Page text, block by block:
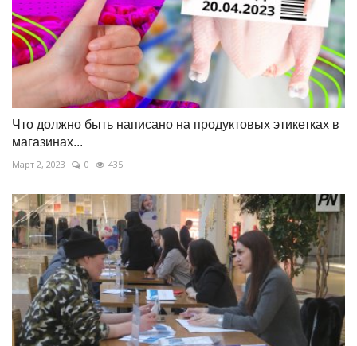
Что должно быть написано на продуктовых этикетках в
магазинах...
Март 2, 2023 0 435